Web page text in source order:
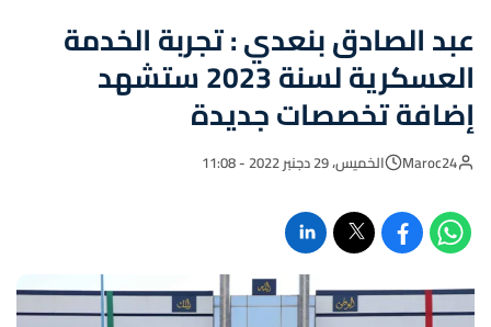
عبد الصادق بنعدي : تجربة الخدمة
العسكرية لسنة 2023 ستشهد
إضافة تخصصات جديدة
Maroc24 الخميس، 29 دجنبر 2022 - 11:08